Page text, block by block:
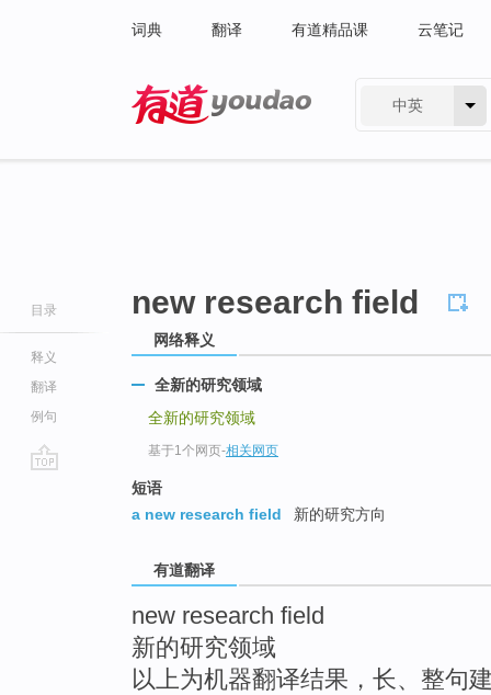
词典 翻译 有道精品课 云笔记
中英
目录
释义
翻译
例句
new research field
网络释义
全新的研究领域
全新的研究领域
基于1个网页-相关网页
短语
a new research field
新的研究方向
有道翻译
new research field
新的研究领域
以上为机器翻译结果，长、整句